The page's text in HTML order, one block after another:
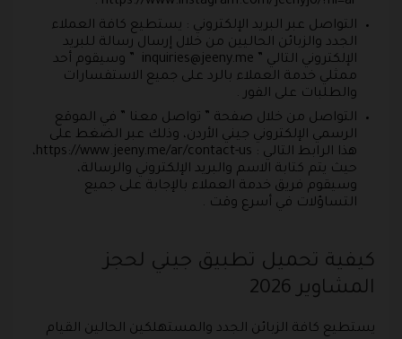
التواصل عبر البريد الإلكتروني : يستطيع كافة العملاء
الجدد والزبائن الحاليين من خلال إرسال رسالة للبريد
الإلكتروني التالي ” inquiries@jeeny.me ” وسيقوم أحد
ممثلي خدمة العملاء بالرد على جميع الاستفسارات
والطلبات على الفور .
التواصل من خلال صفحة ” تواصل معنا ” في الموقع
الرسمي الإلكتروني جيني الأردن، وذلك عبر الضغط على
هذا الرابط التالي : https://www.jeeny.me/ar/contact-us،
حيث يتم كتابة الاسم والبريد الإلكتروني والرسالة،
وسيقوم فريق خدمة العملاء بالإجابة على جميع
التساؤلات في أسرع وقت .
كيفية تحميل تطبيق جيني لحجز
المشاوير 2026
يستطيع كافة الزبائن الجدد والمستهلكين الحالين القيام